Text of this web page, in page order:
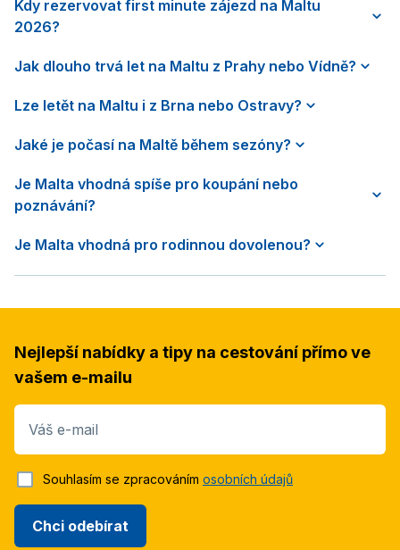
Kdy rezervovat first minute zájezd na Maltu
2026?
Jak dlouho trvá let na Maltu z Prahy nebo Vídně?
Lze letět na Maltu i z Brna nebo Ostravy?
Jaké je počasí na Maltě během sezóny?
Je Malta vhodná spíše pro koupání nebo
poznávání?
Je Malta vhodná pro rodinnou dovolenou?
Nejlepší nabídky a tipy na cestování přímo ve
vašem e-mailu
Váš e-mail
Chci odebírat
Souhlasím se zpracováním osobních údajů